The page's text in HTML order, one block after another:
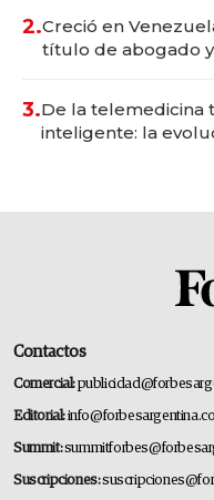
2.Creció en
título de abogado
3.De la telemedicina
inteligente: la
Contactos
Comercial:
Editorial:
Summit:
Suscripciones: